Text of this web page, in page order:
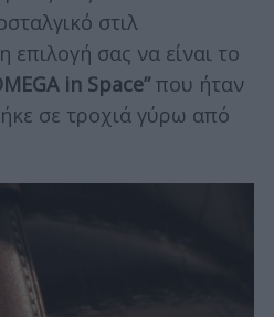
στιλ
σας να είναι το
in Space”που ήταν
σε τροχιά γύρω από